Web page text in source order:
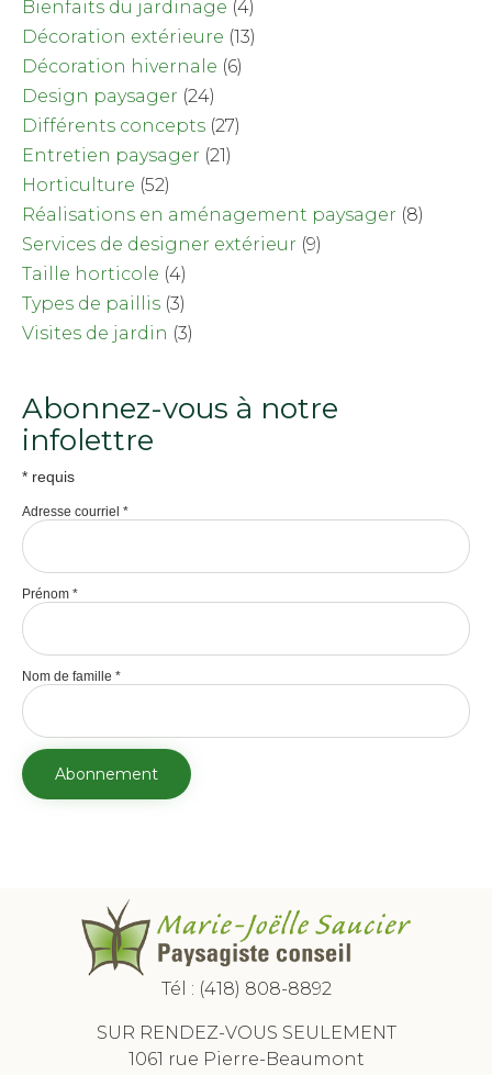
Bienfaits du jardinage (4)
Décoration extérieure (13)
Décoration hivernale (6)
Design paysager (24)
Différents concepts (27)
Entretien paysager (21)
Horticulture (52)
Réalisations en aménagement paysager (8)
Services de designer extérieur (9)
Taille horticole (4)
Types de paillis (3)
Visites de jardin (3)
Abonnez-vous à notre
infolettre
* requis
Adresse courriel *
Prénom *
Nom de famille *
Tél : (418) 808-8892
SUR RENDEZ-VOUS SEULEMENT
1061 rue Pierre-Beaumont